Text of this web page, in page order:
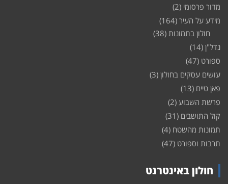
מדור פרסומי (2)
מידע על העיר (164)
חולון בתמונות (38)
נדל"ן (14)
ספורט (47)
עושים עסקים בחולון (3)
פאן טיים (13)
פרשת השבוע (2)
קול התושבים (31)
תמונות מהשטח (4)
תרבות וספורט (47)
חולון באינטרנט